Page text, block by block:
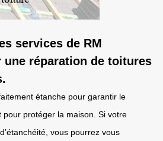
services de RM
une réparation de toitures
étanche pour garantir le
protéger la maison. Si votre
vous pourrez vous